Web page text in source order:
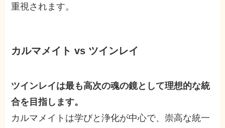
重視されます。
カルマメイト vs ツインレイ
ツインレイは最も高次の魂の鏡として理想的な統
合を目指します。
カルマメイトは学びと浄化が中心で、崇高な統一